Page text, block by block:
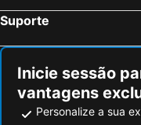
Suporte
Inicie sessão
vantagens
Personalize a sua